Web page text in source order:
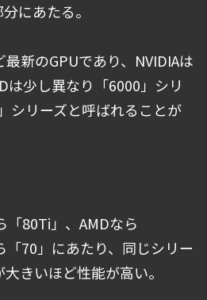
にあたる。
新のGPUであり、NVIDIAは
は少し異なり「6000」シリ
シリーズと呼ばれることが
「80Ti」、AMDなら
「70」にあたり、同じシリー
きいほど性能が高い。